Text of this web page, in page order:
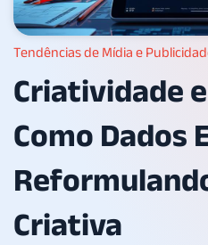
Tendências de Mídia e
Criatividade
Como Dados
Criativa